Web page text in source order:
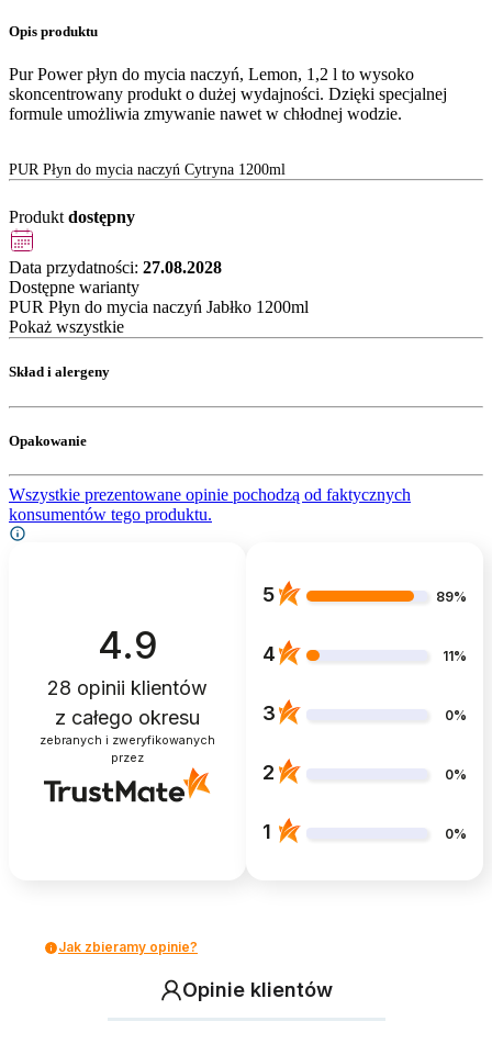
Opis produktu
Pur Power płyn do mycia naczyń, Lemon, 1,2 l to wysoko
skoncentrowany produkt o dużej wydajności. Dzięki specjalnej
formule umożliwia zmywanie nawet w chłodnej wodzie.
PUR Płyn do mycia naczyń Cytryna 1200ml
Produkt dostępny
Data przydatności: 27.08.2028
Dostępne warianty
PUR Płyn do mycia naczyń Jabłko 1200ml
Pokaż wszystkie
Skład i alergeny
Opakowanie
Wszystkie prezentowane opinie pochodzą od faktycznych
konsumentów tego produktu.
4.9
28 opinii klientów
z całego okresu
zebranych i zweryfikowanych
przez
5 89%
4 11%
3 0%
2 0%
1 0%
Jak zbieramy opinie?
Opinie klientów